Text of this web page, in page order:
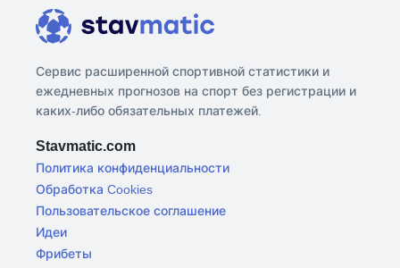
Сервис расширенной спортивной статистики и
ежедневных прогнозов на спорт без регистрации и
каких-либо обязательных платежей.
Stavmatic.com
Политика конфиденциальности
Обработка Cookies
Пользовательское соглашение
Идеи
Фрибеты